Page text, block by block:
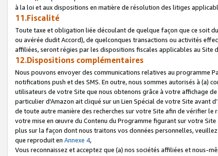
à la loi et aux dispositions en matière de résolution des litiges
11.Fiscalité
Toute taxe et obligation liée découlant de quelque façon que ce soit
ou avérée dudit Accord), de quelconques transactions ou activités
affiliées, seront régies par les dispositions fiscales applicables au Site
12.Dispositions complémentaires
Nous pouvons envoyer des communications relatives au programme
notifications push et des SMS. En outre, nous sommes autorisés à
utilisateurs de votre Site que nous obtenons grâce à votre affichage
particulier d'Amazon ait cliqué sur un Lien Spécial de votre Site avant
de toute autre manière des recherches sur votre Site afin de vérifier
votre mise en œuvre du Contenu du Programme figurant sur votre
plus sur la façon dont nous traitons vos données personnelles,
que reproduit en Annexe 4,
Vous reconnaissez et acceptez que (a) nos sociétés affiliées et nous-